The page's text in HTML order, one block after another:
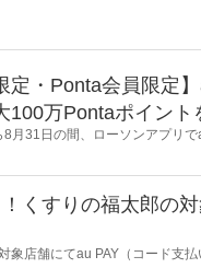
定・Ponta会員限定
100万Pontaポイント
月31日の間、ローソンアプリ
くすりの福太郎の
象店舗にてau PAY（コード支